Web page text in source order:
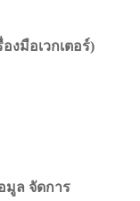
งมือเวกเตอร์)
มูล จัดการ